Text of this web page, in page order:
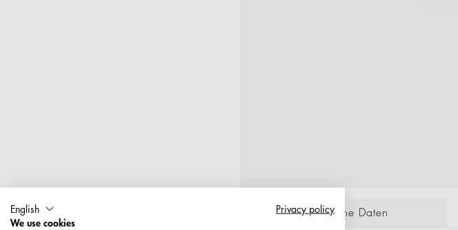
Technische Daten
English
Privacy policy
We use cookies